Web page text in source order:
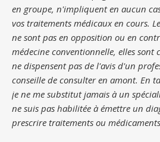
en groupe, n'impliquent en aucun
vos traitements médicaux en cours.
ne sont pas en opposition ou en
médecine conventionnelle, elles sont
ne dispensent pas de l'avis d'un
conseille de consulter en amont. En
je ne me substitut jamais à un
ne suis pas habilitée à émettre un
prescrire traitements ou